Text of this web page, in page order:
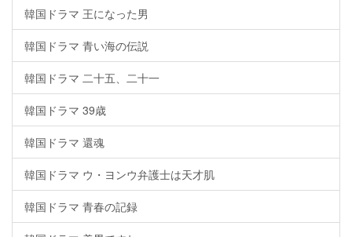
韓国ドラマ 王になった男
韓国ドラマ 青い海の伝説
韓国ドラマ 二十五、二十一
韓国ドラマ 39歳
韓国ドラマ 還魂
韓国ドラマ ウ・ヨンウ弁護士は天才肌
韓国ドラマ 青春の記録